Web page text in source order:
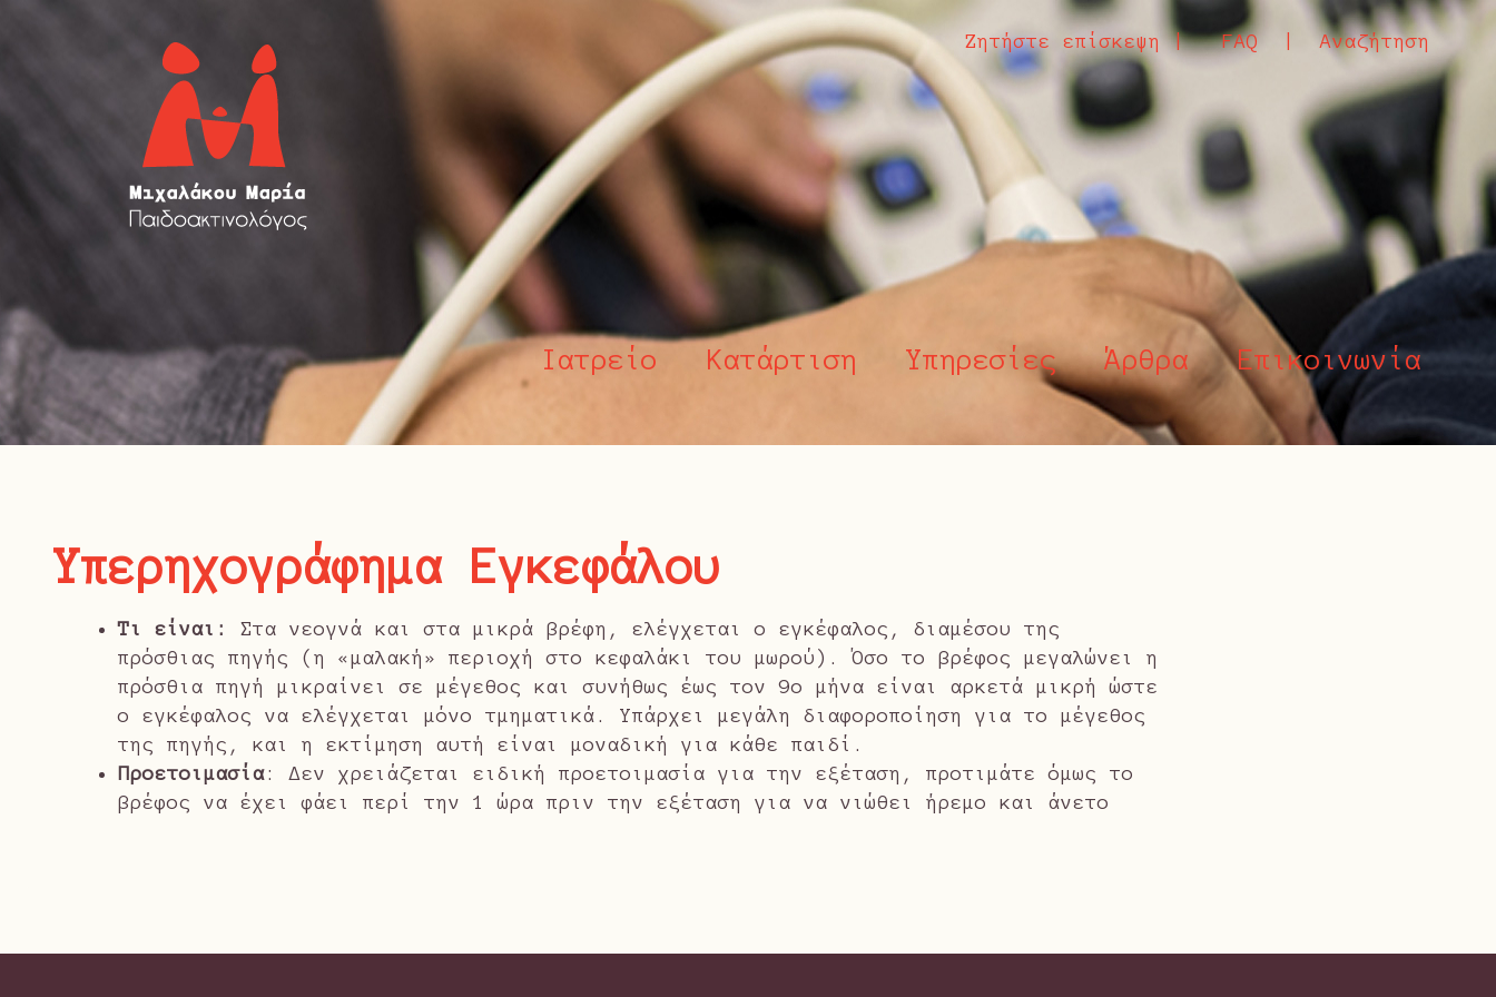
Ζητήστε επίσκεψη | FAQ | Αναζήτηση
Ιατρείο Κατάρτιση Υπηρεσίες Άρθρα Επικοινωνία
Υπερηχογράφημα Εγκεφάλου
Τι είναι:
Στα νεογνά και στα μικρά βρέφη, ελέγχεται ο εγκέφαλος, διαμέσου της
πρόσθιας πηγής (η «μαλακή» περιοχή στο κεφαλάκι του μωρού). Όσο το βρέφος μεγαλώνει η
πρόσθια πηγή μικραίνει σε μέγεθος και συνήθως έως τον 9ο μήνα είναι αρκετά μικρή ώστε
ο εγκέφαλος να ελέγχεται μόνο τμηματικά. Υπάρχει μεγάλη διαφοροποίηση για το μέγεθος
της πηγής, και η εκτίμηση αυτή είναι μοναδική για κάθε παιδί.
Προετοιμασία: Δεν χρειάζεται ειδική προετοιμασία για την εξέταση, προτιμάτε όμως το
βρέφος να έχει φάει περί την 1 ώρα πριν την εξέταση για να νιώθει ήρεμο και άνετο